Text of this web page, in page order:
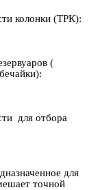
колонки (ТРК):
(
для отбора
для
точной